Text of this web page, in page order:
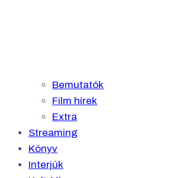
Bemutatók
Film hírek
Extra
Streaming
Könyv
Interjúk